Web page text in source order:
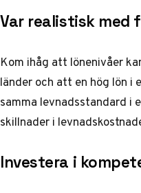
Var realistisk med
Kom ihåg att lönenivåer
länder och att en hög lön i
samma levnadsstandard i
skillnader i
Investera i